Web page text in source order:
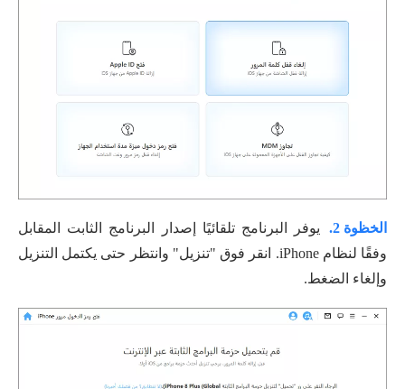
الخظوة 2.
يوفر البرنامج تلقائيًا إصدار البرنامج الثابت المقابل
وفقًا لنظام iPhone. انقر فوق "تنزيل" وانتظر حتى يكتمل التنزيل
وإلغاء الضغط.